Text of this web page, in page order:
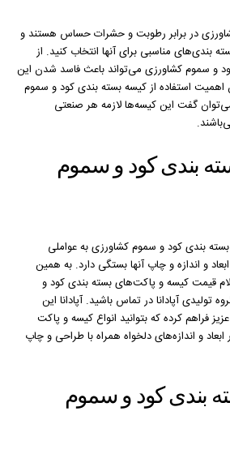
در برابر رطوبت و حشرات حساس هستند و
بندی‌های مناسبی برای آنها انتخاب کنید. از
و سموم کشاورزی می‌تواند باعث فاسد شدن این
استفاده از کیسه بسته بندی کود و سموم
گفت این کیسه‌ها لازمه هر صنعتی
بندی کود و سموم
بندی کود و سموم کشاورزی به عواملی
و اندازه و چاپ آنها بستگی دارد. به همین
قیمت کیسه و پاکت‌های بسته بندی کود و
تولیدی آپادانا در تماس باشید. آپادانا این
فراهم کرده که بتوانید انواع کیسه و پاکت
و اندازه‌های دلخواه همراه با طراحی و چاپ
بندی کود و سموم